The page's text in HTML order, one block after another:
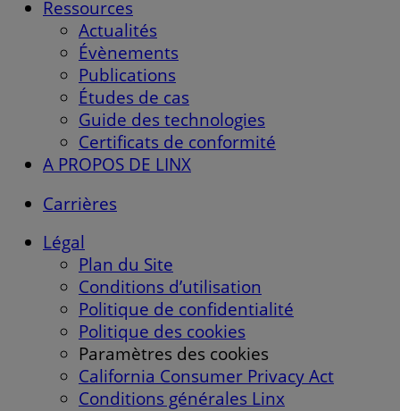
Ressources
Actualités
Évènements
Publications
Études de cas
Guide des technologies
Certificats de conformité
A PROPOS DE LINX
Carrières
Légal
Plan du Site
Conditions d’utilisation
Politique de confidentialité
Politique des cookies
Paramètres des cookies
California Consumer Privacy Act
Conditions générales Linx